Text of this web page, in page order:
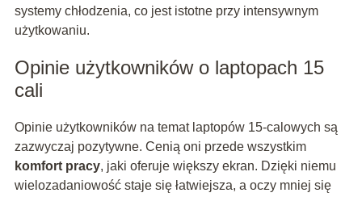
systemy chłodzenia, co jest istotne przy intensywnym
użytkowaniu.
Opinie użytkowników o laptopach 15
cali
Opinie użytkowników na temat laptopów 15-calowych są
zazwyczaj pozytywne. Cenią oni przede wszystkim
komfort pracy, jaki oferuje większy ekran. Dzięki niemu
wielozadaniowość staje się łatwiejsza, a oczy mniej się